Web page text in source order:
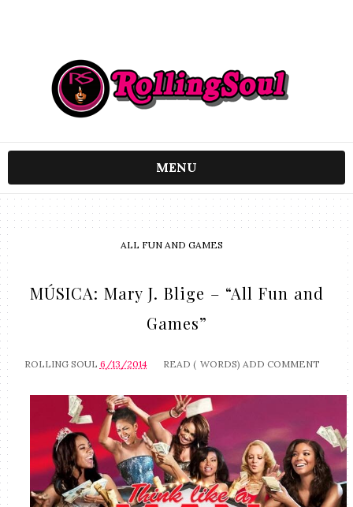
MENU
ALL FUN AND GAMES
MÚSICA: Mary J. Blige – “All Fun and
Games”
ROLLING SOUL 6/13/2014 READ ( WORDS) ADD COMMENT